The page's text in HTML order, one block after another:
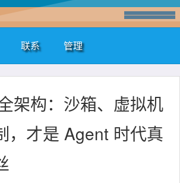
联系 管理
架构：沙箱、虚拟机
，才是 Agent 时代真